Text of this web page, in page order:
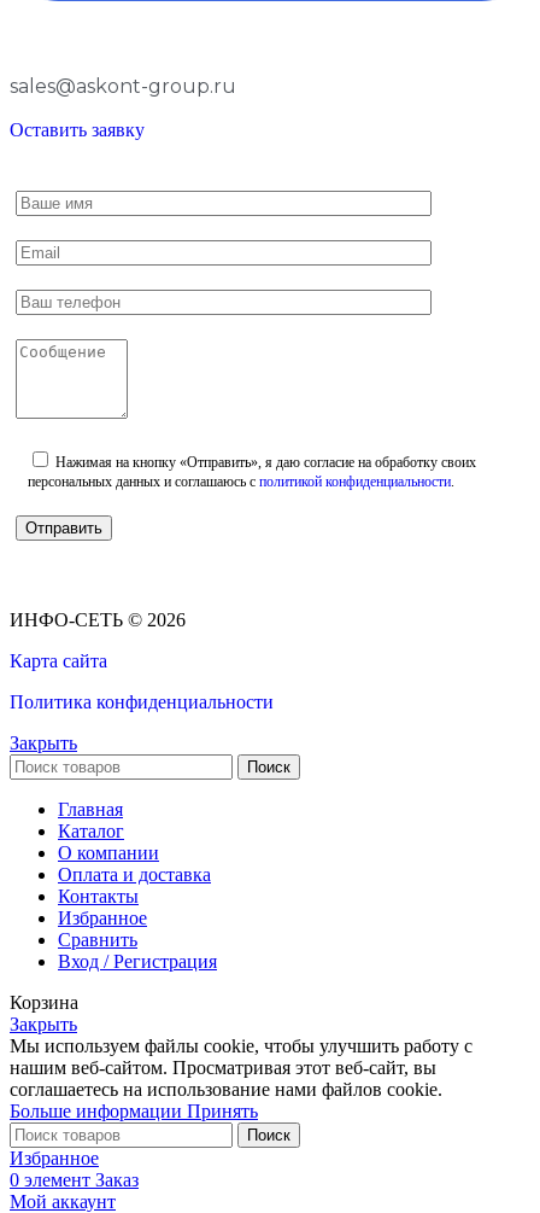
sales@askont-group.ru
Оставить заявку
Нажимая на кнопку «Отправить», я даю согласие на обработку своих
персональных данных и соглашаюсь с политикой конфиденциальности.
ИНФО-СЕТЬ © 2026
Карта сайта
Политика конфиденциальности
Закрыть
Поиск
Главная
Каталог
О компании
Оплата и доставка
Контакты
Избранное
Сравнить
Вход / Регистрация
Корзина
Закрыть
Мы используем файлы cookie, чтобы улучшить работу с
нашим веб-сайтом. Просматривая этот веб-сайт, вы
соглашаетесь на использование нами файлов cookie.
Больше информации Принять
Поиск
Избранное
0 элемент Заказ
Мой аккаунт